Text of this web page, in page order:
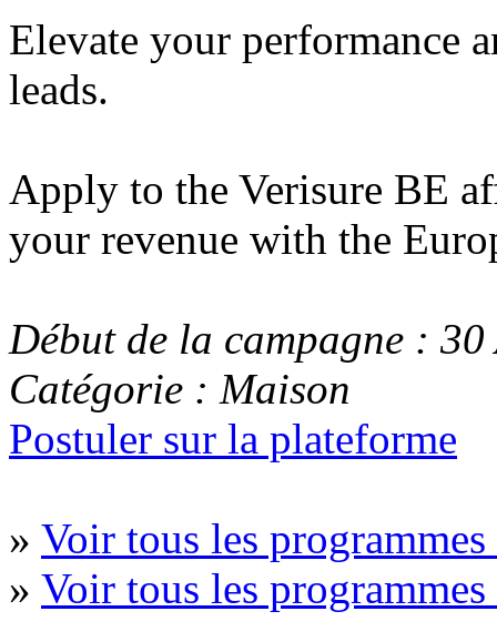
Elevate your performance
leads.
Apply to the Verisure BE
your revenue with the
Début de la campagne :
Catégorie : Maison
Postuler sur la plateforme
» Voir tous les
» Voir tous les